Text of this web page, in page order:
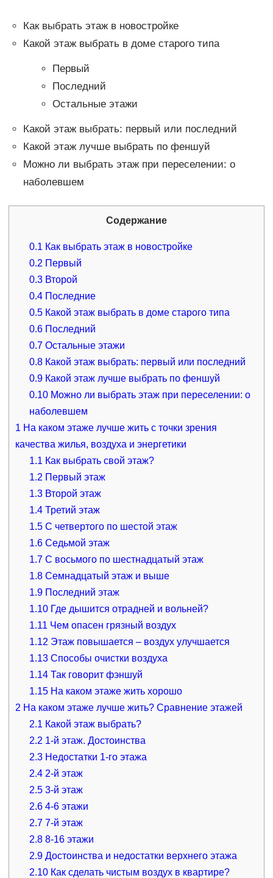
Как выбрать этаж в новостройке
Какой этаж выбрать в доме старого типа
Первый
Последний
Остальные этажи
Какой этаж выбрать: первый или последний
Какой этаж лучше выбрать по феншуй
Можно ли выбрать этаж при переселении: о
наболевшем
Содержание
0.1 Как выбрать этаж в новостройке
0.2 Первый
0.3 Второй
0.4 Последние
0.5 Какой этаж выбрать в доме старого типа
0.6 Последний
0.7 Остальные этажи
0.8 Какой этаж выбрать: первый или последний
0.9 Какой этаж лучше выбрать по феншуй
0.10 Можно ли выбрать этаж при переселении: о
наболевшем
1 На каком этаже лучше жить с точки зрения
качества жилья, воздуха и энергетики
1.1 Как выбрать свой этаж?
1.2 Первый этаж
1.3 Второй этаж
1.4 Третий этаж
1.5 С четвертого по шестой этаж
1.6 Седьмой этаж
1.7 С восьмого по шестнадцатый этаж
1.8 Семнадцатый этаж и выше
1.9 Последний этаж
1.10 Где дышится отрадней и вольней?
1.11 Чем опасен грязный воздух
1.12 Этаж повышается – воздух улучшается
1.13 Способы очистки воздуха
1.14 Так говорит фэншуй
1.15 На каком этаже жить хорошо
2 На каком этаже лучше жить? Сравнение этажей
2.1 Какой этаж выбрать?
2.2 1-й этаж. Достоинства
2.3 Недостатки 1-го этажа
2.4 2-й этаж
2.5 3-й этаж
2.6 4-6 этажи
2.7 7-й этаж
2.8 8-16 этажи
2.9 Достоинства и недостатки верхнего этажа
2.10 Как сделать чистым воздух в квартире?